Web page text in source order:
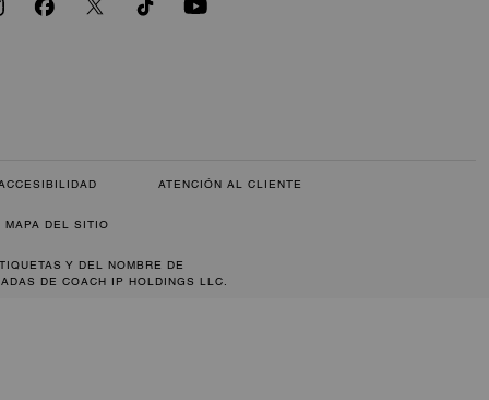
ATENCIÓN AL CLIENTE
MAPA DEL SITIO
Y DEL NOMBRE DE
DE COACH IP HOLDINGS LLC.